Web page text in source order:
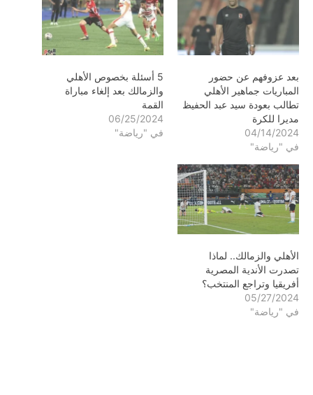
بعد عزوفهم عن حضور
المباريات جماهير الأهلي
تطالب بعودة سيد عبد الحفيظ
مديرا للكرة
04/14/2024
في "رياضة"
5 أسئلة بخصوص الأهلي
والزمالك بعد إلغاء مباراة
القمة
06/25/2024
في "رياضة"
الأهلي والزمالك.. لماذا
تصدرت الأندية المصرية
أفريقيا وتراجع المنتخب؟
05/27/2024
في "رياضة"